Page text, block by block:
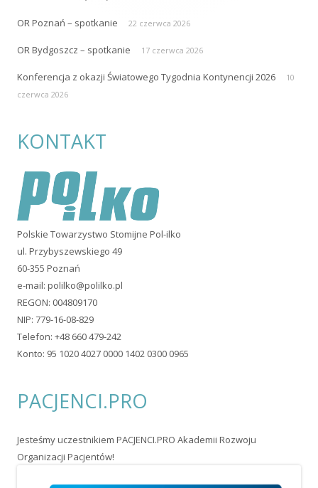
OR Poznań – spotkanie 22 czerwca 2026
OR Bydgoszcz – spotkanie 17 czerwca 2026
Konferencja z okazji Światowego Tygodnia Kontynencji 2026
10
czerwca 2026
KONTAKT
Polskie Towarzystwo Stomijne Pol-ilko
ul. Przybyszewskiego 49
60-355 Poznań
e-mail: polilko@polilko.pl
REGON: 004809170
NIP: 779-16-08-829
Telefon: +48 660 479-242
Konto: 95 1020 4027 0000 1402 0300 0965
PACJENCI.PRO
Jesteśmy uczestnikiem PACJENCI.PRO Akademii Rozwoju
Organizacji Pacjentów!